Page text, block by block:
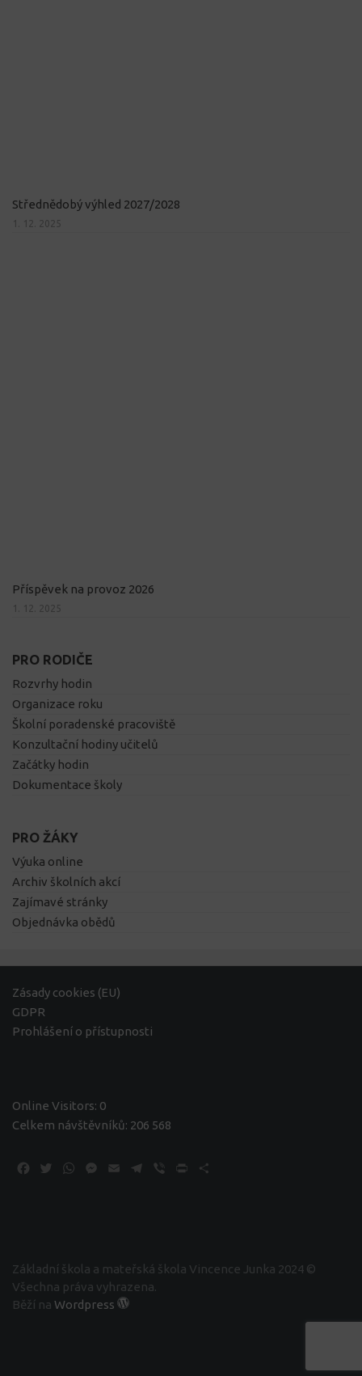
Střednědobý výhled 2027/2028
1. 12. 2025
Příspěvek na provoz 2026
1. 12. 2025
PRO RODIČE
Rozvrhy hodin
Organizace roku
Školní poradenské pracoviště
Konzultační hodiny učitelů
Začátky hodin
Dokumentace školy
PRO ŽÁKY
Výuka online
Archiv školních akcí
Zajímavé stránky
Objednávka obědů
Zásady cookies (EU)
GDPR
Prohlášení o přístupnosti
Online Visitors: 0
Celkem návštěvníků: 206 568
Facebook
TwitterWhatsApp
Messenger
Email Telegram
Viber Print
Základní škola a mateřská škola Vincence Junka 2024 ©
Všechna práva vyhrazena.
Běží na Wordpress